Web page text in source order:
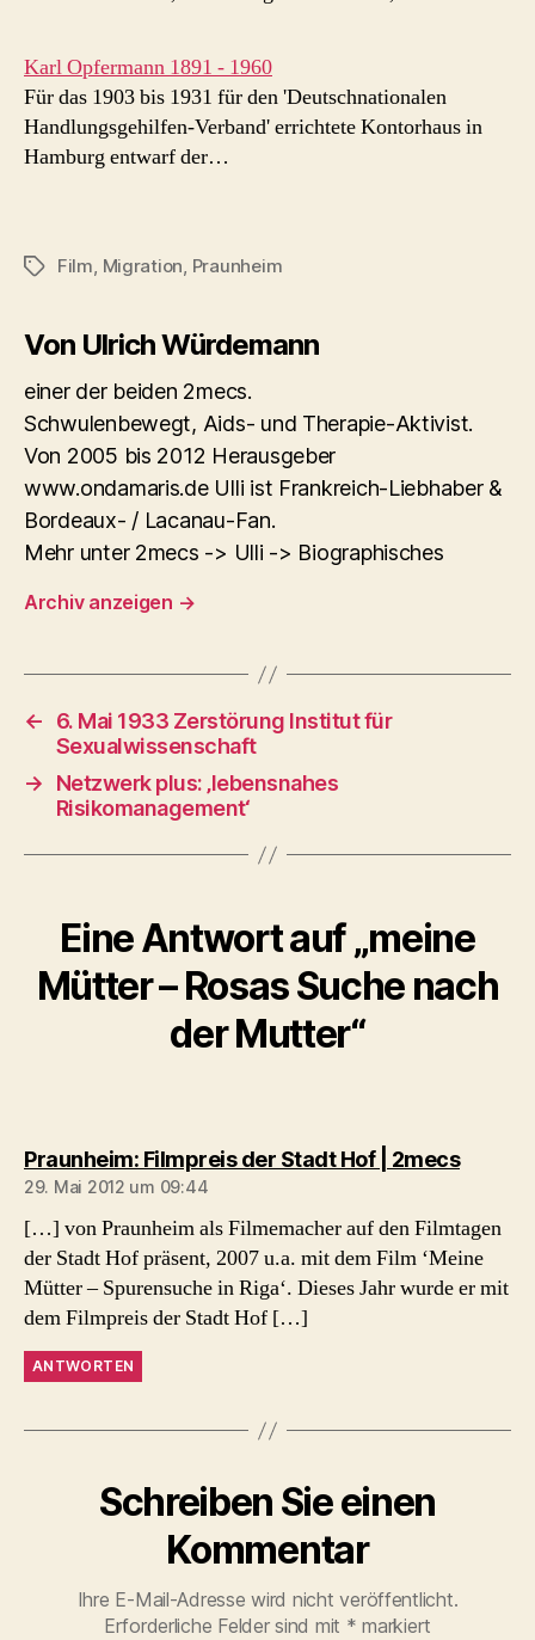
Karl Opfermann 1891 - 1960
Für das 1903 bis 1931 für den 'Deutschnationalen
Handlungsgehilfen-Verband' errichtete Kontorhaus in
Hamburg entwarf der…
Schlagwörter
Film, Migration, Praunheim
Von Ulrich Würdemann
einer der beiden 2mecs.
Schwulenbewegt, Aids- und Therapie-Aktivist.
Von 2005 bis 2012 Herausgeber
www.ondamaris.de Ulli ist Frankreich-Liebhaber &
Bordeaux- / Lacanau-Fan.
Mehr unter 2mecs -> Ulli -> Biographisches
Archiv anzeigen →
←
6. Mai 1933 Zerstörung Institut für
Sexualwissenschaft
→
Netzwerk plus: ‚lebensnahes
Risikomanagement‘
Eine Antwort auf „meine
Mütter – Rosas Suche nach
der Mutter“
Praunheim: Filmpreis der Stadt Hof | 2mecssagt:
29. Mai 2012 um 09:44
[…] von Praunheim als Filmemacher auf den Filmtagen
der Stadt Hof präsent, 2007 u.a. mit dem Film ‘Meine
Mütter – Spurensuche in Riga‘. Dieses Jahr wurde er mit
dem Filmpreis der Stadt Hof […]
ANTWORTEN
Schreiben Sie einen
Kommentar
Ihre E-Mail-Adresse wird nicht veröffentlicht.
Erforderliche Felder sind mit * markiert